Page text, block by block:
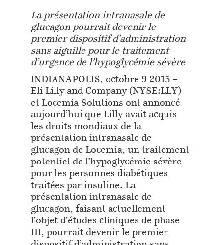
La présentation intranasale de
glucagon pourrait devenir le
premier dispositif d’administration
sans aiguille pour le traitement
d’urgence de l’hypoglycémie sévère
INDIANAPOLIS, octobre 9 2015 –
Eli Lilly and Company (NYSE:LLY)
et Locemia Solutions ont annoncé
aujourd’hui que Lilly avait acquis
les droits mondiaux de la
présentation intranasale de
glucagon de Locemia, un traitement
potentiel de l’hypoglycémie sévère
pour les personnes diabétiques
traitées par insuline. La
présentation intranasale de
glucagon, faisant actuellement
l’objet d’études cliniques de phase
III, pourrait devenir le premier